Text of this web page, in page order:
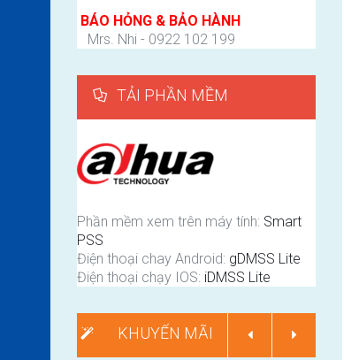
BÁO HỎNG & BẢO HÀNH
Mrs. Nhi - 0922 102 199
TẢI PHẦN MỀM
Phần mềm xem trên máy tính: Smart
PSS
Điện thoại chay Android: gDMSS Lite
Điện thoại chạy IOS: iDMSS Lite
KHUYẾN MÃI